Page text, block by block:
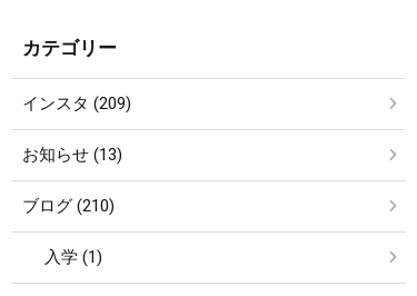
カテゴリー
インスタ (209)
お知らせ (13)
ブログ (210)
入学 (1)